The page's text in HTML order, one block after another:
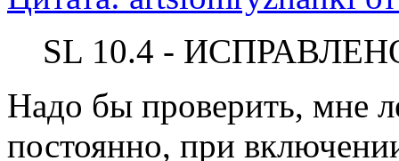
SL 10.4 -
Надо бы проверить, мне
постоянно, при